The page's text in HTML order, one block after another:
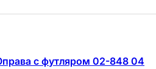
с футляром 02-848 04